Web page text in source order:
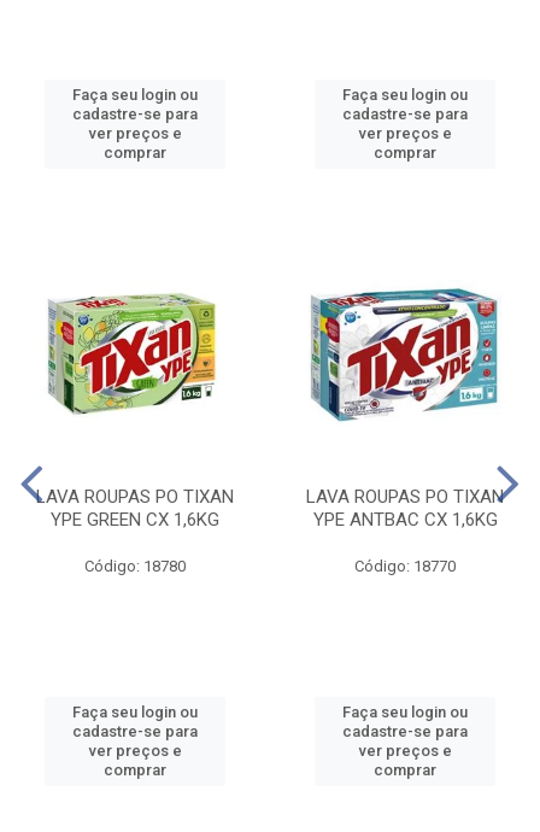
Faça seu login ou
cadastre-se para
ver preços e
comprar
Faça seu login ou
cadastre-se para
ver preços e
comprar
LAVA ROUPAS PO TIXAN
YPE GREEN CX 1,6KG
Código: 18780
Faça seu login ou
cadastre-se para
ver preços e
comprar
LAVA ROUPAS PO TIXAN
YPE ANTBAC CX 1,6KG
Código: 18770
Faça seu login ou
cadastre-se para
ver preços e
comprar